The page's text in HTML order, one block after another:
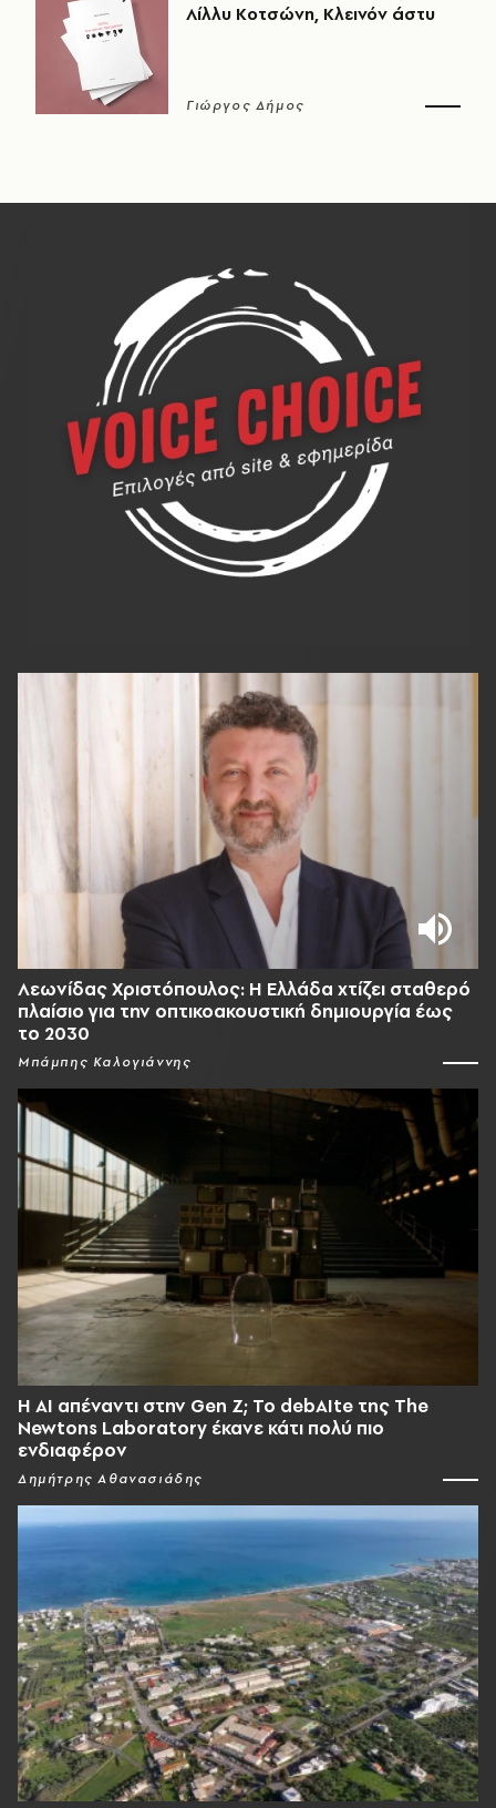
Λίλλυ Κοτσώνη, Κλεινόν άστυ
Γιώργος Δήμος
Λεωνίδας Χριστόπουλος: Η Ελλάδα χτίζει σταθερό
πλαίσιο για την οπτικοακουστική δημιουργία έως
το 2030
Μπάμπης Καλογιάννης
Η AI απέναντι στην Gen Z; Το debAIte της The
Newtons Laboratory έκανε κάτι πολύ πιο
ενδιαφέρον
Δημήτρης Αθανασιάδης